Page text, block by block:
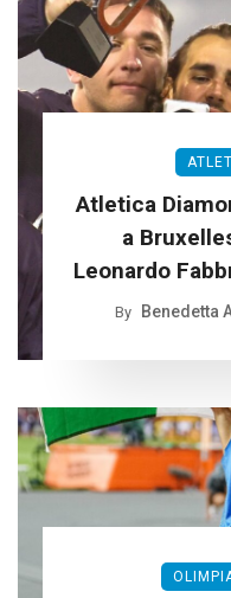
Atletica
a
Leonardo
e
By Benedetta